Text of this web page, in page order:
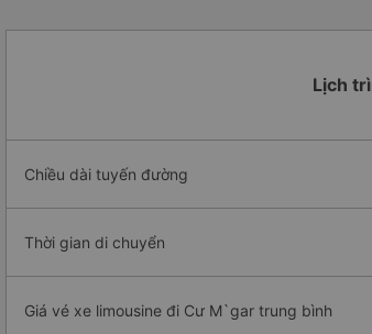
Lịch
Chiều dài tuyến đường
Thời gian di chuyển
Giá vé xe limousine đi Cư M`gar trung bình